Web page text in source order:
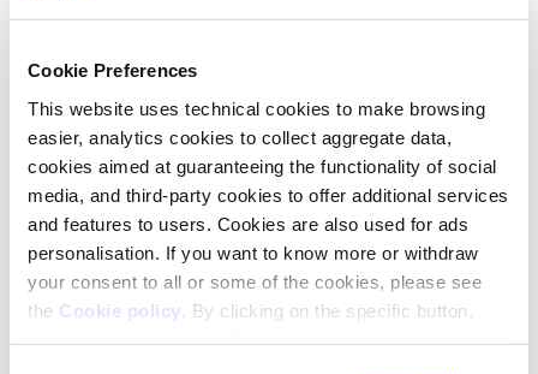
Cookie Preferences
This website uses technical cookies to make browsing
easier, analytics cookies to collect aggregate data,
cookies aimed at guaranteeing the functionality of social
media, and third-party cookies to offer additional services
and features to users. Cookies are also used for ads
personalisation. If you want to know more or withdraw
your consent to all or some of the cookies, please see
the Cookie policy . By clicking on the specific button,
Chance noch. Die Lösung liegt in der sogenannten
ökologischen Konnektivität: Das können
Naturstreifen, Unterführungen oder
Grünbrücken über Autobahnen sein. Sie
ermöglichen es den Tieren, sich wieder sicher durch
ihre ehemals zerstückelten Lebensräume zu
bewegen, zueinander zu finden und so ihre
Bestände zu stabilisieren.